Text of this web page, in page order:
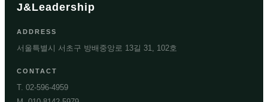
J&Leadership
ADDRESS
서울특별시 서초구 방배중앙로 13길 31, 102호
CONTACT
T. 02-596-4959